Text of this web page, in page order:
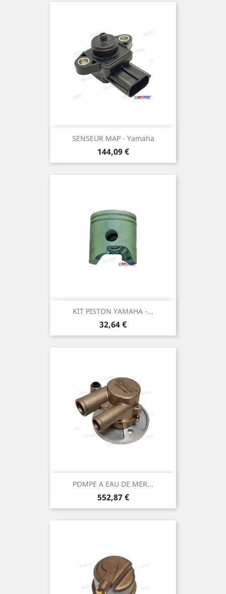
SENSEUR MAP - Yamaha
Prix
144,09 €
KIT PISTON YAMAHA -...
Prix
32,64 €
POMPE A EAU DE MER...
Prix
552,87 €